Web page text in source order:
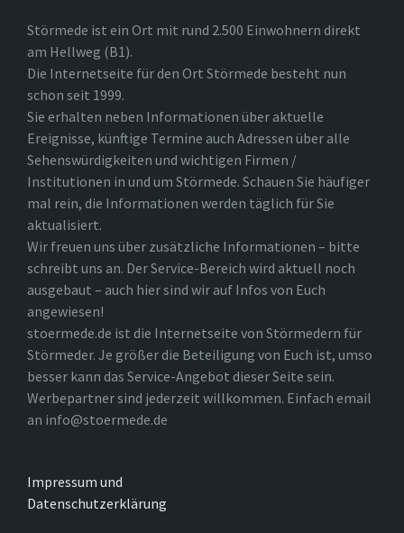
Störmede ist ein Ort mit rund 2.500 Einwohnern direkt
am Hellweg (B1).
Die Internetseite für den Ort Störmede besteht nun
schon seit 1999.
Sie erhalten neben Informationen über aktuelle
Ereignisse, künftige Termine auch Adressen über alle
Sehenswürdigkeiten und wichtigen Firmen /
Institutionen in und um Störmede. Schauen Sie häufiger
mal rein, die Informationen werden täglich für Sie
aktualisiert.
Wir freuen uns über zusätzliche Informationen – bitte
schreibt uns an. Der Service-Bereich wird aktuell noch
ausgebaut – auch hier sind wir auf Infos von Euch
angewiesen!
stoermede.de ist die Internetseite von Störmedern für
Störmeder. Je größer die Beteiligung von Euch ist, umso
besser kann das Service-Angebot dieser Seite sein.
Werbepartner sind jederzeit willkommen. Einfach email
an info@stoermede.de
Impressum und
Datenschutzerklärung